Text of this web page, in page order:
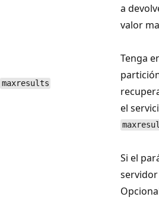
maxresults
a
valor
Tenga
el
Si el